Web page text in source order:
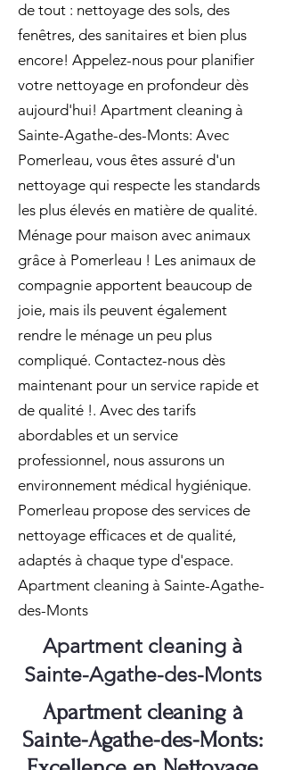
de tout : nettoyage des sols, des
fenêtres, des sanitaires et bien plus
encore! Appelez-nous pour planifier
votre nettoyage en profondeur dès
aujourd'hui! Apartment cleaning à
Sainte-Agathe-des-Monts: Avec
Pomerleau, vous êtes assuré d'un
nettoyage qui respecte les standards
les plus élevés en matière de qualité.
Ménage pour maison avec animaux
grâce à Pomerleau ! Les animaux de
compagnie apportent beaucoup de
joie, mais ils peuvent également
rendre le ménage un peu plus
compliqué. Contactez-nous dès
maintenant pour un service rapide et
de qualité !. Avec des tarifs
abordables et un service
professionnel, nous assurons un
environnement médical hygiénique.
Pomerleau propose des services de
nettoyage efficaces et de qualité,
adaptés à chaque type d'espace.
Apartment cleaning à Sainte-Agathe-
des-Monts
Apartment cleaning à
Sainte-Agathe-des-Monts
Apartment cleaning à
Sainte-Agathe-des-Monts: